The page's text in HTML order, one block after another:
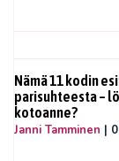
Nämä 11 kodin
parisuhteesta –
kotoanne?
Janni Tamminen |